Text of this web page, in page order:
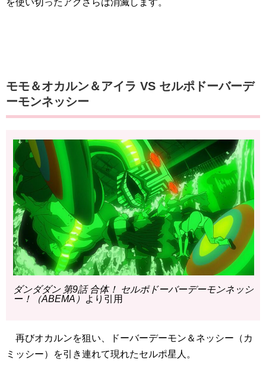
を使い切ったアクさらは消滅します。
モモ＆オカルン＆アイラ VS セルポドーバーデ
ーモンネッシー
ダンダダン 第9話 合体！ セルポドーバーデーモンネッシ
ー！（ABEMA）
より引用
再びオカルンを狙い、ドーバーデーモン＆ネッシー（カ
ミッシー）を引き連れて現れたセルポ星人。